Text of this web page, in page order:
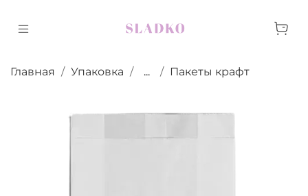
Главная Упаковка ... Пакеты крафт